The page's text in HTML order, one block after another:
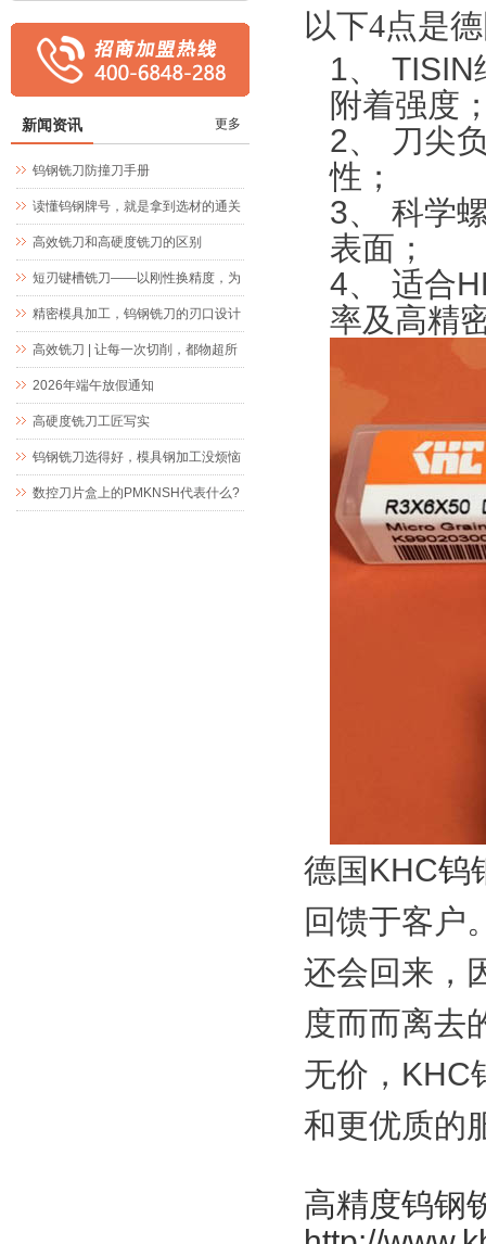
以下4点是
1、
TISIN
附着强度
2、
刀尖
性；
3、
科学
表面；
4、
适合
率及高精
德国 KHC钨
回馈于客户
还会回来，
度而而离去
无价， KHC
和更优质的
高精度钨钢
新闻资讯 更多
钨钢铣刀防撞刀手册
读懂钨钢牌号，就是拿到选材的通关
文牒
高效铣刀和高硬度铣刀的区别
短刃键槽铣刀——以刚性换精度，为
精密键槽加工而生
精密模具加工，钨钢铣刀的刃口设计
究竟藏着什么玄机
高效铣刀 | 让每一次切削，都物超所
值
2026年端午放假通知
高硬度铣刀工匠写实
钨钢铣刀选得好，模具钢加工没烦恼
数控刀片盒上的PMKNSH代表什么?